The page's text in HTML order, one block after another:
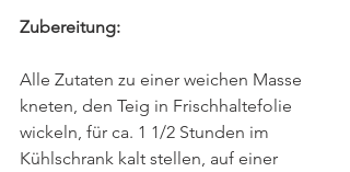
Zubereitung:
Alle Zutaten zu einer weichen Masse
kneten, den Teig in Frischhaltefolie
wickeln, für ca. 1 1/2 Stunden im
Kühlschrank kalt stellen, auf einer